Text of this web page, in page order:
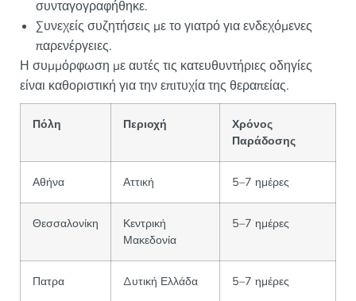
συνταγογραφήθηκε.
Συνεχείς συζητήσεις με το γιατρό για ενδεχόμενες
παρενέργειες.
Η συμμόρφωση με αυτές τις κατευθυντήριες οδηγίες
είναι καθοριστική για την επιτυχία της θεραπείας.
Πόλη Περιοχή
Χρόνος
Παράδοσης
Αθήνα Αττική 5–7 ημέρες
Θεσσαλονίκη
Κεντρική
Μακεδονία
5–7 ημέρες
Πατρα Δυτική Ελλάδα 5–7 ημέρες